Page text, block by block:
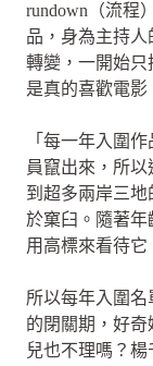
rundown（流程
品，身為主持
轉變，一開始
是真的喜歡電影
「每一年入圍
員竄出來，所
到超多兩岸三
於窠臼。隨著年
用高標來看待它
所以每年入圍
的閉關期，好
兒也不理嗎？